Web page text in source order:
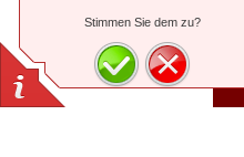
Stimmen Sie dem zu?